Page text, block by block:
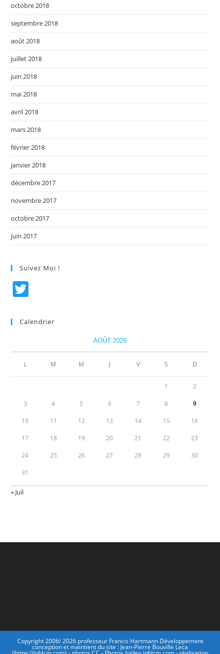
octobre 2018
septembre 2018
août 2018
juillet 2018
juin 2018
mai 2018
avril 2018
mars 2018
février 2018
janvier 2018
décembre 2017
novembre 2017
octobre 2017
juin 2017
Suivez Moi !
itt
Calendrier
AOÛT 2026
L M M J V S D
1 2
3 4 5 6 7 8 9
10 11 12 13 14 15 16
17 18 19 20 21 22 23
24 25 26 27 28 29 30
31
« Juil
Copyright 2006/ 2026 professeur Francis Hartmann Développement
conception et maintient du site : Jean-Pierre Bouville Leca